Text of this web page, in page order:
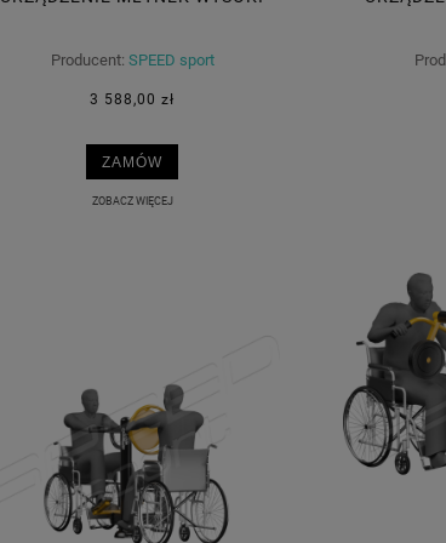
Producent: SPEED sport
3 588,00 zł
ZAMÓW
ZOBACZ WIĘCEJ